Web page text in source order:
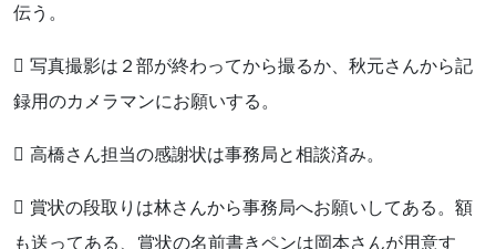
伝う。
 写真撮影は２部が終わってから撮るか、秋元さんから記
録用のカメラマンにお願いする。
 高橋さん担当の感謝状は事務局と相談済み。
 賞状の段取りは林さんから事務局へお願いしてある。額
も送ってある、賞状の名前書きペンは岡本さんが用意す